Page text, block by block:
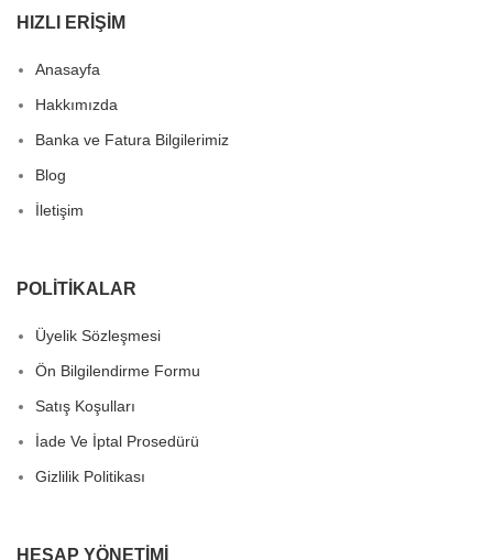
HIZLI ERIŞIM
Anasayfa
Hakkımızda
Banka ve Fatura Bilgilerimiz
Blog
İletişim
POLITIKALAR
Üyelik Sözleşmesi
Ön Bilgilendirme Formu
Satış Koşulları
İade Ve İptal Prosedürü
Gizlilik Politikası
HESAP YÖNETIMI